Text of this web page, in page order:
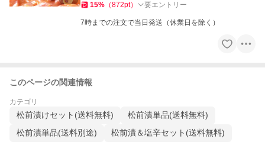
15% （872pt） 要エントリー
7時までの注文で当日発送（休業日を除く）
このページの関連情報
カテゴリ
松前漬けセット(送料無料)
松前漬単品(送料無料)
松前漬単品(送料別途)
松前漬＆塩辛セット(送料無料)